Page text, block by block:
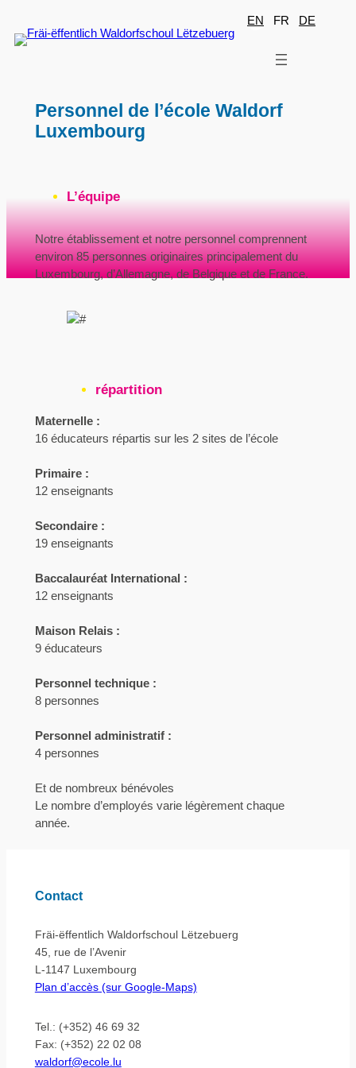
au
contenu
EN FR DE
Personnel de l’école Waldorf
Luxembourg
L’équipe
Notre établissement et notre personnel comprennent
environ 85 personnes originaires principalement du
Luxembourg, d’Allemagne, de Belgique et de France.
répartition
Maternelle :
16 éducateurs répartis sur les 2 sites de l’école
Primaire :
12 enseignants
Secondaire :
19 enseignants
Baccalauréat International :
12 enseignants
Maison Relais :
9 éducateurs
Personnel technique :
8 personnes
Personnel administratif :
4 personnes
Et de nombreux bénévoles
Le nombre d’employés varie légèrement chaque
année.
Contact
Fräi-ëffentlich Waldorfschoul Lëtzebuerg
45, rue de l’Avenir
L-1147 Luxembourg
Plan d’accès (sur Google-Maps)
Tel.: (+352) 46 69 32
Fax: (+352) 22 02 08
waldorf@ecole.lu